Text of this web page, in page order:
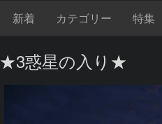
新着 カテゴリー 特集
★3惑星の入り★